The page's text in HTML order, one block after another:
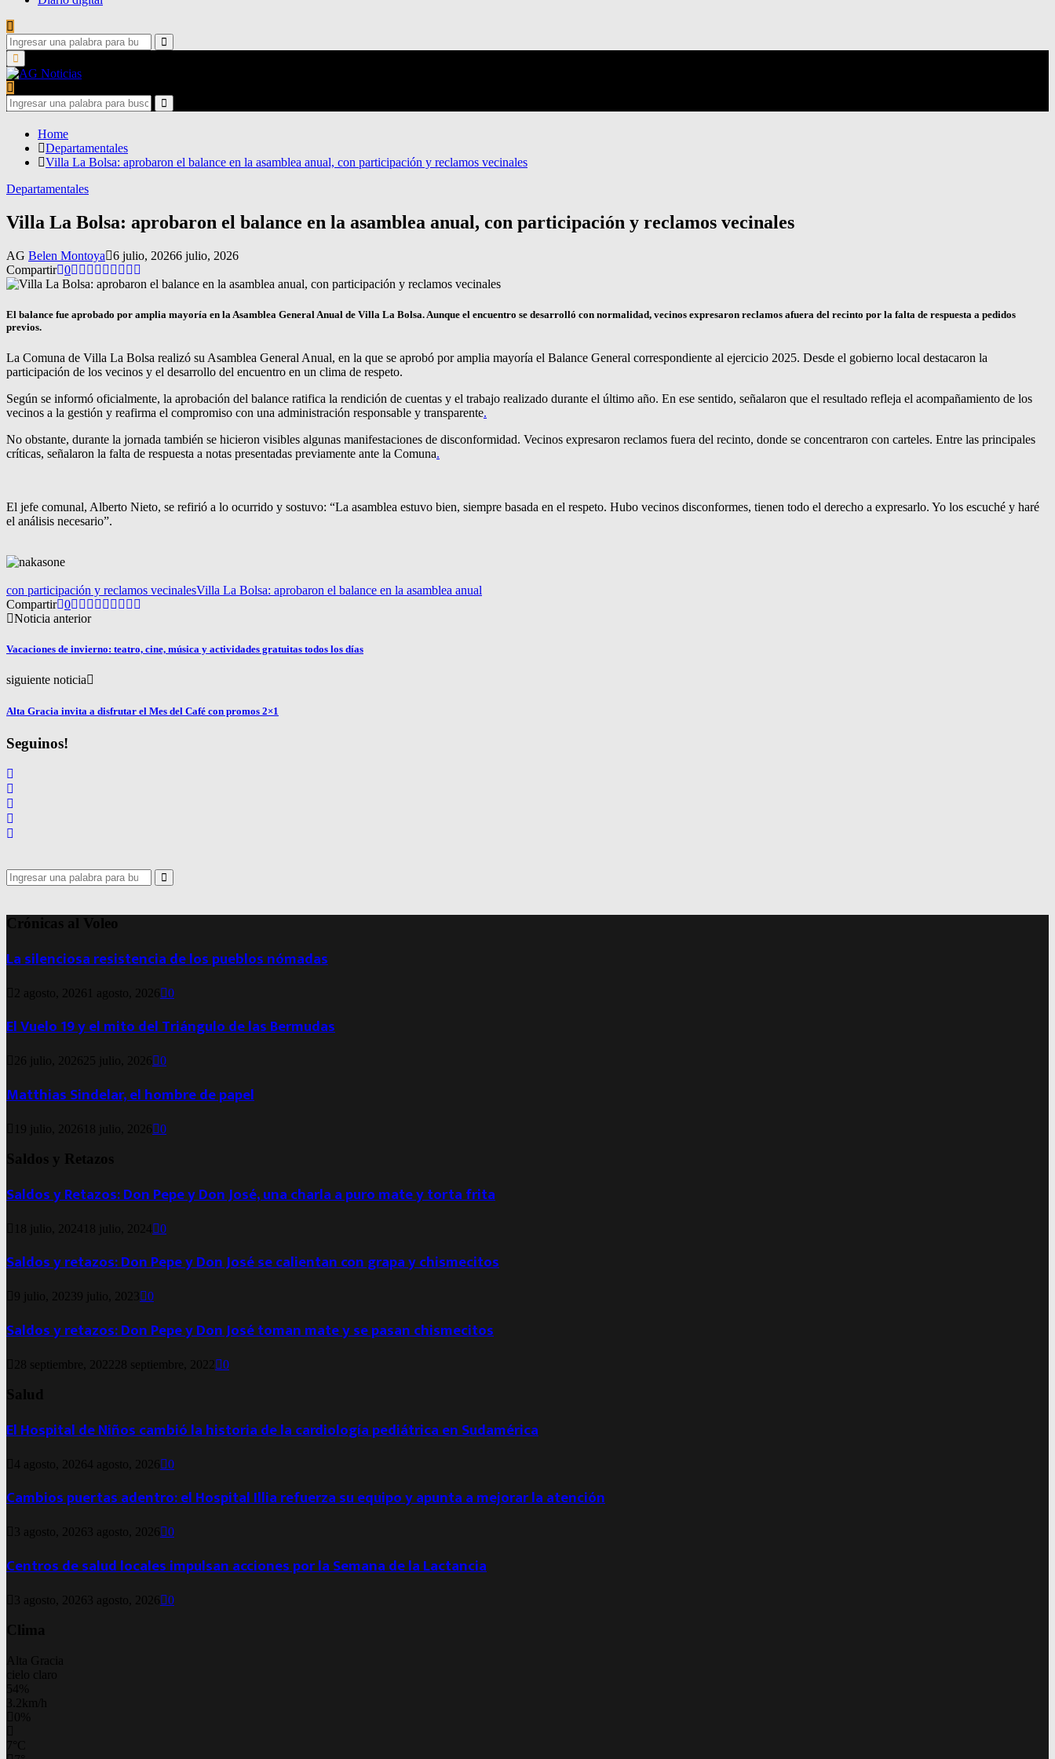
Search
for:
Search
Primary
Menu
Search
for:
Search
Home
Departamentales
Villa La Bolsa: aprobaron el balance en la asamblea anual, con participación y reclamos vecinales
Departamentales
Villa La Bolsa: aprobaron el balance en la asamblea anual, con participación y reclamos vecinales
AG Belen Montoya 6 julio, 20266 julio, 2026
Compartir 0
El balance fue aprobado por amplia mayoría en la Asamblea General Anual de Villa La Bolsa. Aunque el encuentro se desarrolló con normalidad, vecinos expresaron reclamos afuera del recinto por la falta de respuesta a pedidos
previos.
La Comuna de Villa La Bolsa realizó su Asamblea General Anual, en la que se aprobó por amplia mayoría el Balance General correspondiente al ejercicio 2025. Desde el gobierno local destacaron la
participación de los vecinos y el desarrollo del encuentro en un clima de respeto.
Según se informó oficialmente, la aprobación del balance ratifica la rendición de cuentas y el trabajo realizado durante el último año. En ese sentido, señalaron que el resultado refleja el acompañamiento de los
vecinos a la gestión y reafirma el compromiso con una administración responsable y transparente.
No obstante, durante la jornada también se hicieron visibles algunas manifestaciones de disconformidad. Vecinos expresaron reclamos fuera del recinto, donde se concentraron con carteles. Entre las principales
críticas, señalaron la falta de respuesta a notas presentadas previamente ante la Comuna.
El jefe comunal, Alberto Nieto, se refirió a lo ocurrido y sostuvo: “La asamblea estuvo bien, siempre basada en el respeto. Hubo vecinos disconformes, tienen todo el derecho a expresarlo. Yo los escuché y haré
el análisis necesario”.
con participación y reclamos vecinalesVilla La Bolsa: aprobaron el balance en la asamblea anual
Compartir 0
Noticia anterior
Vacaciones de invierno: teatro, cine, música y actividades gratuitas todos los días
siguiente noticia
Alta Gracia invita a disfrutar el Mes del Café con promos 2×1
Seguinos!
Search
for:
Search
Crónicas al Voleo
La silenciosa resistencia de los pueblos nómadas
2 agosto, 2026 1 agosto, 2026 0
El Vuelo 19 y el mito del Triángulo de las Bermudas
26 julio, 2026 25 julio, 2026 0
Matthias Sindelar, el hombre de papel
19 julio, 2026 18 julio, 2026 0
Saldos y Retazos
Saldos y Retazos: Don Pepe y Don José, una charla a puro mate y torta frita
18 julio, 2024 18 julio, 2024 0
Saldos y retazos: Don Pepe y Don José se calientan con grapa y chismecitos
9 julio, 20239 julio, 2023 0
Saldos y retazos: Don Pepe y Don José toman mate y se pasan chismecitos
28 septiembre, 2022 28 septiembre, 2022 0
Salud
El Hospital de Niños cambió la historia de la cardiología pediátrica en Sudamérica
4 agosto, 20264 agosto, 2026 0
Cambios puertas adentro: el Hospital Illia refuerza su equipo y apunta a mejorar la atención
3 agosto, 2026 3 agosto, 2026 0
Centros de salud locales impulsan acciones por la Semana de la Lactancia
3 agosto, 2026 3 agosto, 2026 0
Clima
Alta Gracia
cielo claro
54%
3.2km/h
0%
7 C